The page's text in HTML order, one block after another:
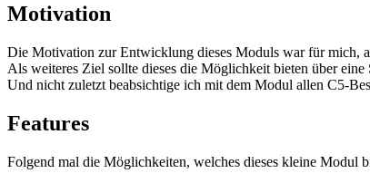
Motivation
Die Motivation zur Entwicklung dieses Moduls war für mich,
Als weiteres Ziel sollte dieses die Möglichkeit bieten über
Und nicht zuletzt beabsichtige ich mit dem Modul allen C5-
Features
Folgend mal die Möglichkeiten, welches dieses kleine Modul